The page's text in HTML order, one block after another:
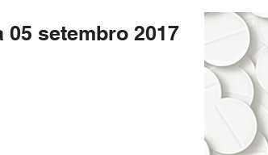
05 setembro 2017